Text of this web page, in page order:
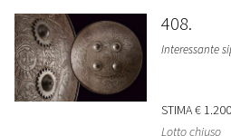
408
Interessante
STIMA€
Lotto chiuso